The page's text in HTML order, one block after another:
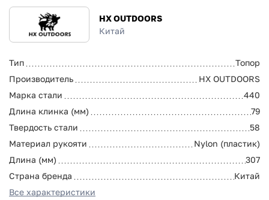
HX OUTDOORS
Китай
Тип
Топор
Производитель
HX OUTDOORS
Марка стали
440
Длина клинка (мм)
79
Твердость стали
58
Материал рукояти
Nylon (пластик)
Длина (мм)
307
Страна бренда
Китай
Все характеристики